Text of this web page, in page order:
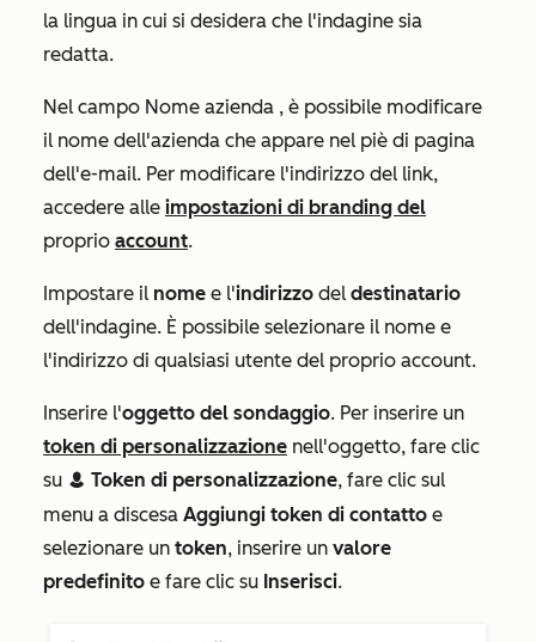
la lingua in cui si desidera che l'indagine sia
redatta.
Nel campo Nome azienda , è possibile modificare
il nome dell'azienda che appare nel piè di pagina
dell'e-mail. Per modificare l'indirizzo del link,
accedere alle impostazioni di branding del
proprio account.
Impostare il nome e l'indirizzo del destinatario
dell'indagine. È possibile selezionare il nome e
l'indirizzo di qualsiasi utente del proprio account.
Inserire l'oggetto del sondaggio. Per inserire un
token di personalizzazione nell'oggetto, fare clic
su contacts Token di personalizzazione, fare clic sul
menu a discesa Aggiungi token di contatto e
selezionare un token, inserire un valore
predefinito e fare clic su Inserisci.